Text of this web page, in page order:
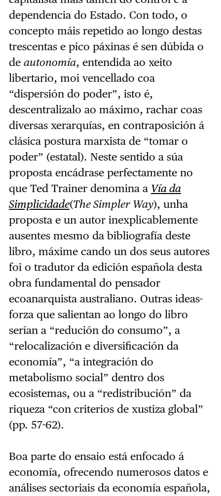
dependencia do Estado. Con todo, o
concepto máis repetido ao longo destas
trescentas e pico páxinas é sen dúbida o
de autonomía, entendida ao xeito
libertario, moi vencellado coa
“dispersión do poder”, isto é,
descentralizalo ao máximo, rachar coas
diversas xerarquías, en contraposición á
clásica postura marxista de “tomar o
poder” (estatal). Neste sentido a súa
proposta encádrase perfectamente no
que Ted Trainer denomina a Vía da
Simplicidade(The Simpler Way), unha
proposta e un autor inexplicablemente
ausentes mesmo da bibliografía deste
libro, máxime cando un dos seus autores
foi o tradutor da edición española desta
obra fundamental do pensador
ecoanarquista australiano. Outras ideas-
forza que salientan ao longo do libro
serían a “redución do consumo”, a
“relocalización e diversificación da
economía”, “a integración do
metabolismo social” dentro dos
ecosistemas, ou a “redistribución” da
riqueza “con criterios de xustiza global”
(pp. 57-62).
Boa parte do ensaio está enfocado á
economía, ofrecendo numerosos datos e
análises sectoriais da economía española,